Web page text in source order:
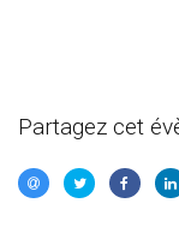
Partagez cet